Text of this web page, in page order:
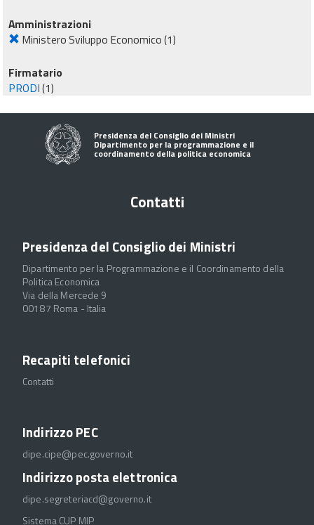
Amministrazioni
Ministero Sviluppo Economico(1)
Firmatario
PRODI(1)
Presidenza del Consiglio dei Ministri
Dipartimento per la programmazione e il
coordinamento della politica economica
Contatti
Presidenza del Consiglio dei Ministri
Dipartimento per la Programmazione e il Coordinamento della
Politica Economica
Via della Mercede 9
00187 Roma - Italia
Recapiti telefonici
Contatti
Indirizzo PEC
dipe.cipe@pec.governo.it
Indirizzo posta elettronica
dipe.segreteriacd@governo.it
Sistema CUP MIP